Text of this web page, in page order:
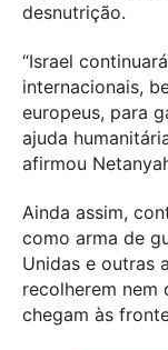
desnutrição.
“Israel
internacionais,
europeus, para
ajuda
afirmou
Ainda assim,
como arma de
Unidas e outras
recolherem nem
chegam às